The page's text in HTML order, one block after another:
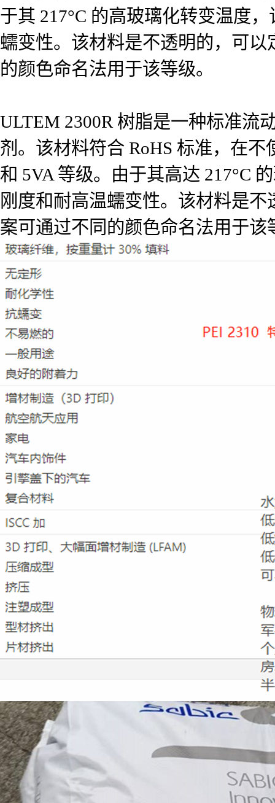
于其 217°C 的高玻璃化转变温度
蠕变性。该材料是不透明的，可
的颜色命名法用于该等级。
ULTEM 2300R 树脂是一种标准流
剂。该材料符合 RoHS 标准，在
和 5VA 等级。由于其高达 217°C
刚度和耐高温蠕变性。该材料是
案可通过不同的颜色命名法用于该